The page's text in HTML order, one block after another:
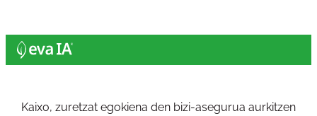
Kaixo, zuretzat egokiena den bizi-asegurua aurkitzen